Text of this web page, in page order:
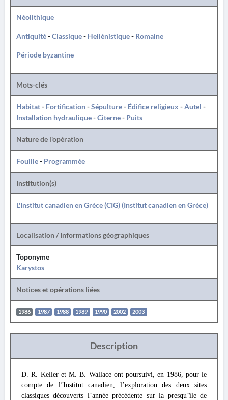
Néolithique
Antiquité-Classique- Hellénistique- Romaine
Période byzantine
Mots-clés
Habitat- Fortification-Sépulture- Édifice religieux -Autel -
Installation hydraulique-Citerne- Puits
Nature de l'opération
Fouille- Programmée
Institution(s)
L'Institut canadien en Grèce (CIG) (Institut canadien en Grèce)
Localisation / Informations géographiques
Toponyme
Karystos
Notices et opérations liées
1986 1987 1988 1989 1990 2002 2003
Description
D. R. Keller et Μ. B. Wallace ont poursuivi, en 1986, pour le
compte de l’Institut canadien, l’exploration des deux sites
classiques découverts l’année précédente sur la presqu’île de